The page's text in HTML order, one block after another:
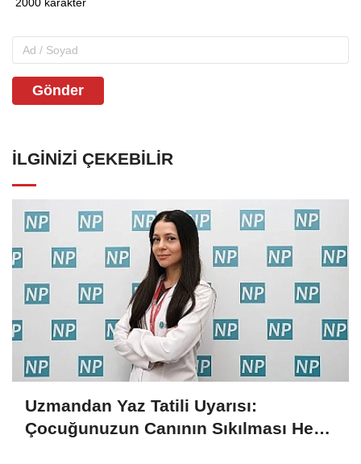
Gönder
İLGINIZI ÇEKEBILIR
Uzmandan Yaz Tatili Uyarısı:
Çocuğunuzun Canının Sıkılması Her